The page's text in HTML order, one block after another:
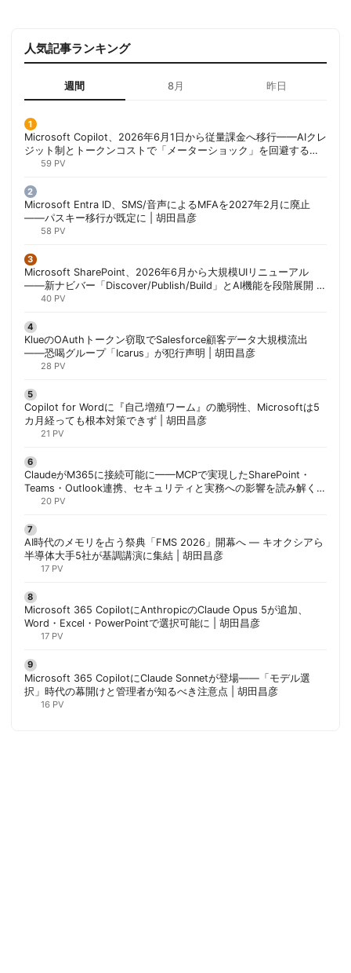
人気記事ランキング
週間 8月 昨日
Microsoft Copilot、2026年6月1日から従量課金へ移行——AIクレ
ジット制とトークンコストで「メーターショック」を回避する方
法 | 胡田昌彦
59 PV
Microsoft Entra ID、SMS/音声によるMFAを2027年2月に廃止
——パスキー移行が既定に | 胡田昌彦
58 PV
Microsoft SharePoint、2026年6月から大規模UIリニューアル
——新ナビバー「Discover/Publish/Build」とAI機能を段階展開 |
胡田昌彦
40 PV
KlueのOAuthトークン窃取でSalesforce顧客データ大規模流出
——恐喝グループ「Icarus」が犯行声明 | 胡田昌彦
28 PV
Copilot for Wordに『自己増殖ワーム』の脆弱性、Microsoftは5
カ月経っても根本対策できず | 胡田昌彦
21 PV
ClaudeがM365に接続可能に——MCPで実現したSharePoint・
Teams・Outlook連携、セキュリティと実務への影響を読み解く |
胡田昌彦
20 PV
AI時代のメモリを占う祭典「FMS 2026」開幕へ ― キオクシアら
半導体大手5社が基調講演に集結 | 胡田昌彦
17 PV
Microsoft 365 CopilotにAnthropicのClaude Opus 5が追加、
Word・Excel・PowerPointで選択可能に | 胡田昌彦
17 PV
Microsoft 365 CopilotにClaude Sonnetが登場——「モデル選
択」時代の幕開けと管理者が知るべき注意点 | 胡田昌彦
16 PV